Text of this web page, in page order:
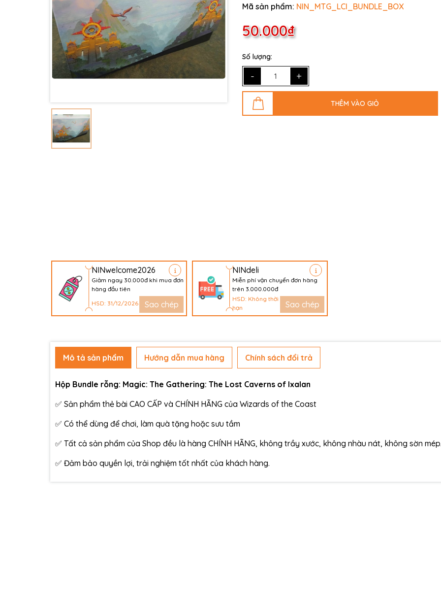
Mã sản phẩm: NIN_MTG_LCI_BUNDLE_BOX
50.000₫
Số lượng:
- +
THÊM VÀO GIỎ
NINwelcome2026
Giảm ngay 30.000đ khi mua đơn
hàng đầu tiên
HSD: 31/12/2026
Sao chép
NINdeli
Miễn phí vận chuyển đơn hàng
trên 3.000.000đ
HSD: Không thời
hạn
Sao chép
Mô tả sản phẩm Hướng dẫn mua hàng Chính sách đổi trả
Hộp Bundle rỗng: Magic: The Gathering: The Lost Caverns of Ixalan
✅ Sản phẩm thẻ bài CAO CẤP và CHÍNH HÃNG của Wizards of the Coast
✅ Có thể dùng để chơi, làm quà tặng hoặc sưu tầm
✅ Tất cả sản phẩm của Shop đều là hàng CHÍNH HÃNG, không trầy xước, không nhàu nát, không sờn
✅ Đảm bảo quyền lợi, trải nghiệm tốt nhất của khách hàng.